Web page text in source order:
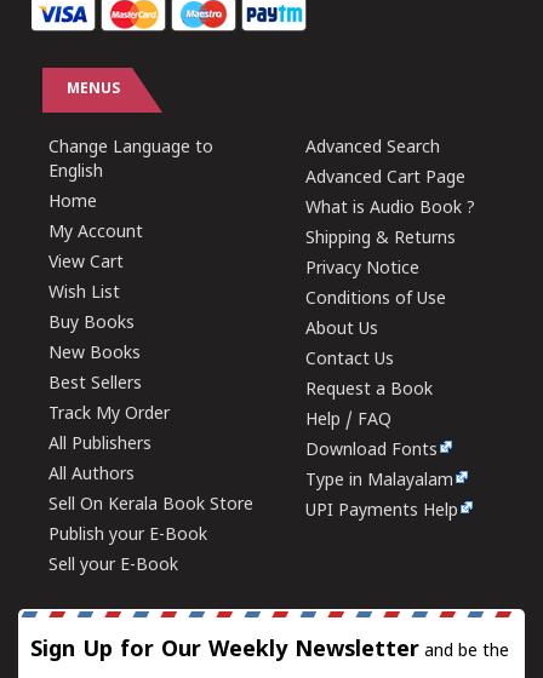
MENUS
Change Language to
English
Home
My Account
View Cart
Wish List
Buy Books
New Books
Best Sellers
Track My Order
All Publishers
All Authors
Sell On Kerala Book Store
Publish your E-Book
Sell your E-Book
Advanced Search
Advanced Cart Page
What is Audio Book ?
Shipping & Returns
Privacy Notice
Conditions of Use
About Us
Contact Us
Request a Book
Help / FAQ
Download Fonts
Type in Malayalam
UPI Payments Help
Sign Up for Our Weekly Newsletter and be the